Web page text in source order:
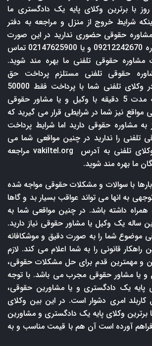
با برترین وکلای پایه یک دادگستری ما
شرایط خروج از منزل و مراجعه به دفتر
حقوقی حضوری ندارید در این صورت
نیز می توانید با شماره 09212242670 و یا 02147625900 تماس
مشاوره حقوقی تلفنی ما بهره مند شوید.
حقوقی تلفنی مستلزم پرداخت حق
المشاوره است اما در وکلای تلفنی شما با پرداخت فقط 50000
تومان می توانید به مدت 5 دقیقه با وکیل و یا مشاور حقوقی
مواقع نیز شما در شرایطی قرار می گیرید که
مشاوره حقوقی دارید اما شرایط پرداخت
تلفنی را ندارید در چنین مواقعی شما می
تلفنی به آدرس
vakiltel.org مراجعه
ما بهره مند شوید.
با سوالات و مشکلات حقوقی مواجه شده
به انها می تواند عواقب بسیار بد و گاها
همراه داشته باشد. در چنین مواقعی شما به
ساله یک وکیل یا مشاور حقوقی نیاز دارید.
موضوع شما را به صورت دقیق و موشکافانه
راهکار قانونی را به شما اعلام می کند. لازم
و مهمترین قدم برای حل مشکلات حقوقی،
و یا مشاور حقوقی مجرب می باشد. با توجه
پایه یک دادگستری و یا مشاورین حقوقی،
امری دشوار است. در این بین وکلای
برترین وکلای پایه یک دادگستری و مشاورین
آورده است آن هم با قیمت مناسب و به